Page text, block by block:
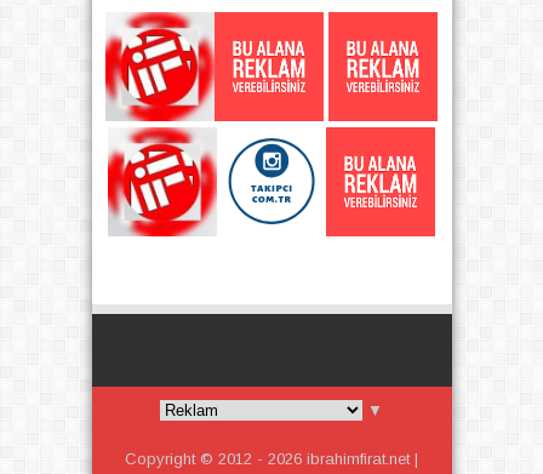
▼
Copyright © 2012 - 2026 ibrahimfirat.net |